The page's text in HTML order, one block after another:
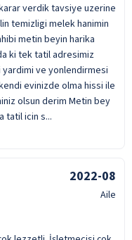
verdik tavsiye uzerine
temizligi melek hanimin
metin beyin harika
ki tek tatil adresimiz
ve yonlendirmesi
evinizde olma hissi ile
olsun derim Metin bey
tatil icin s...
2022-08
Aile